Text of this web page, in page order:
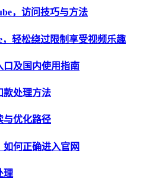
，访问技巧与方法
，轻松绕过限制享受视频乐趣
及国内使用指南
款处理方法
与优化路径
如何正确进入官网
理